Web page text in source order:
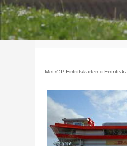
MotoGP Eintrittskarten »